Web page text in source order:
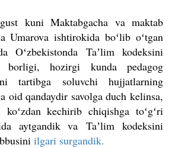
kuni Maktabgacha va maktab
Umarova ishtirokida boʻlib oʻtgan
Oʻzbekistonda Taʼlim kodeksini
borligi, hozirgi kunda pedagog
tartibga soluvchi hujjatlarning
oid qandaydir savolga duch kelinsa,
koʻzdan kechirib chiqishga toʻgʻri
aytgandik vaTaʼlim kodeksini
ilgari surgandik.